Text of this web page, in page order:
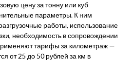
цену за тонну или куб
параметры. К ним
работы, использование
необходимость в сопровождении
тарифы за километраж —
от 25 до 50 рублей за км в